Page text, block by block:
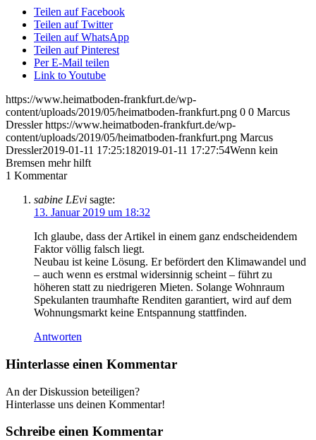
Teilen auf Facebook
Teilen auf Twitter
Teilen auf WhatsApp
Teilen auf Pinterest
Per E-Mail teilen
Link to Youtube
https://www.heimatboden-frankfurt.de/wp-
content/uploads/2019/05/heimatboden-frankfurt.png 0 0 Marcus
Dressler https://www.heimatboden-frankfurt.de/wp-
content/uploads/2019/05/heimatboden-frankfurt.png Marcus
Dressler2019-01-11 17:25:182019-01-11 17:27:54Wenn kein
Bremsen mehr hilft
1 Kommentar
sabine LEvi sagte:
13. Januar 2019 um 18:32
Ich glaube, dass der Artikel in einem ganz endscheidendem
Faktor völlig falsch liegt.
Neubau ist keine Lösung. Er befördert den Klimawandel und
– auch wenn es erstmal widersinnig scheint – führt zu
höheren statt zu niedrigeren Mieten. Solange Wohnraum
Spekulanten traumhafte Renditen garantiert, wird auf dem
Wohnungsmarkt keine Entspannung stattfinden.
Antworten
Hinterlasse einen Kommentar
An der Diskussion beteiligen?
Hinterlasse uns deinen Kommentar!
Schreibe einen Kommentar